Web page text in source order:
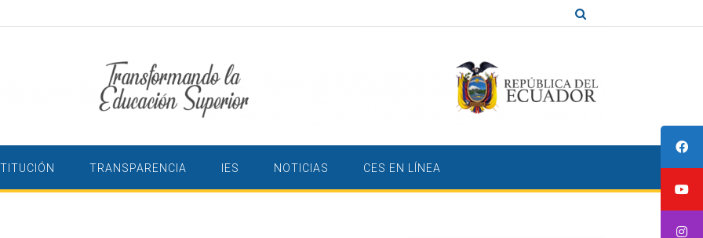
TRANSPARENCIA IES NOTICIAS CES EN LÍNEA